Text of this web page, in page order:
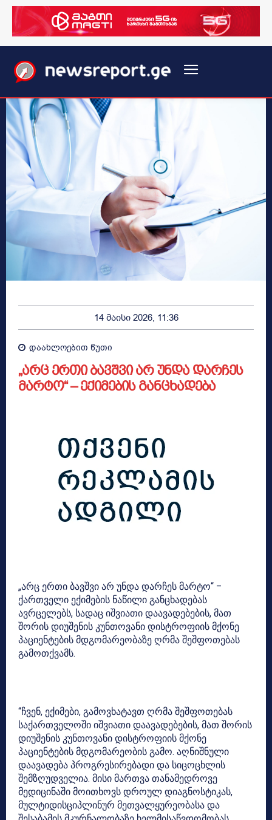
14 მაისი 2026, 11:36
დაახლოებით წუთი
„არც ერთი ბავშვი არ უნდა დარჩეს
მარტო“ – ექიმების განცხადება
„არც ერთი ბავშვი არ უნდა დარჩეს მარტო“ –
ქართველი ექიმების ნაწილი განცხადებას
ავრცელებს, სადაც იშვიათი დაავადებების, მათ
შორის დიუშენის კუნთოვანი დისტროფიის მქონე
პაციენტების მდგომარეობაზე ღრმა შეშფოთებას
გამოთქვამს.
“ჩვენ, ექიმები, გამოვხატავთ ღრმა შეშფოთებას
საქართველოში იშვიათი დაავადებების, მათ შორის
დიუშენის კუნთოვანი დისტროფიის მქონე
პაციენტების მდგომარეობის გამო. აღნიშნული
დაავადება პროგრესირებადი და სიცოცხლის
შემზღუდველია. მისი მართვა თანამედროვე
მედიცინაში მოითხოვს დროულ დიაგნოსტიკას,
მულტიდისციპლინურ მეთვალყურეობასა და